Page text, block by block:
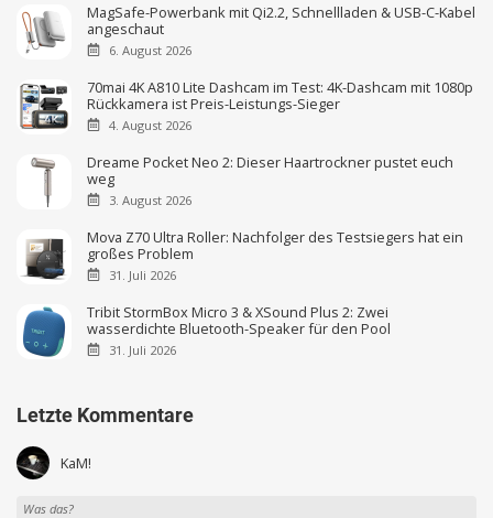
MagSafe-Powerbank mit Qi2.2, Schnellladen & USB-C-Kabel
angeschaut
6. August 2026
70mai 4K A810 Lite Dashcam im Test: 4K-Dashcam mit 1080p
Rückkamera ist Preis-Leistungs-Sieger
4. August 2026
Dreame Pocket Neo 2: Dieser Haartrockner pustet euch
weg
3. August 2026
Mova Z70 Ultra Roller: Nachfolger des Testsiegers hat ein
großes Problem
31. Juli 2026
Tribit StormBox Micro 3 & XSound Plus 2: Zwei
wasserdichte Bluetooth-Speaker für den Pool
31. Juli 2026
Letzte Kommentare
KaM!
Was das?